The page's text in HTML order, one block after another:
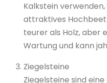
Kalkstein
attraktives Hochbeet
teurer als Holz, aber
Wartung und kann
Ziegelsteine
Ziegelsteine sind